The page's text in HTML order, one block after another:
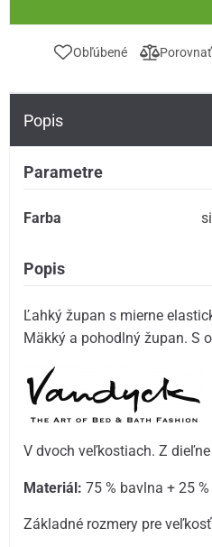
Obľúbené Porovnať
Popis
Parametre
Farba
Popis
Ľahký župan s mierne
Mäkký a pohodlný župan. S
V dvoch veľkostiach. Z
Materiál: 75 % bavlna + 25
Základné rozmery pre